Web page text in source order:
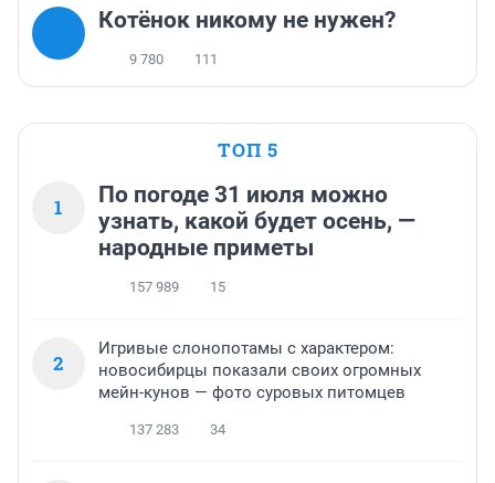
Котёнок никому не нужен?
9 780 111
ТОП 5
1
По погоде 31 июля можно
узнать, какой будет осень, —
народные приметы
157 989 15
2
Игривые слонопотамы с характером:
новосибирцы показали своих огромных
мейн-кунов — фото суровых питомцев
137 283 34